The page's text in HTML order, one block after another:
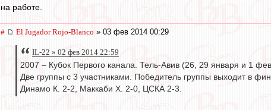
на работе.
# El Jugador Rojo-Blanco » 03 фев 2014 00:29
IL-22 » 02 фев 2014 22:59
2007 – Кубок Первого канала. Тель-Авив (26, 29 января и 1
Две группы с 3 участниками. Победитель группы выходит в
Динамо К. 2-2, Маккаби Х. 2-0, ЦСКА 2-3.